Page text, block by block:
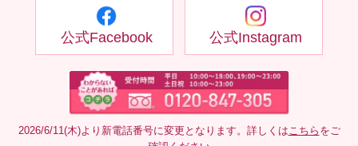
公式Facebook 公式Instagram
2026/6/11(木)より新電話番号に変更となります。詳しくはこちら をご